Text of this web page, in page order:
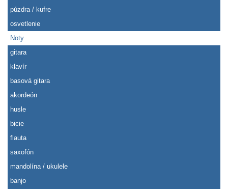
púzdra / kufre
osvetlenie
Noty
gitara
klavír
basová gitara
akordeón
husle
bicie
flauta
saxofón
mandolína / ukulele
banjo